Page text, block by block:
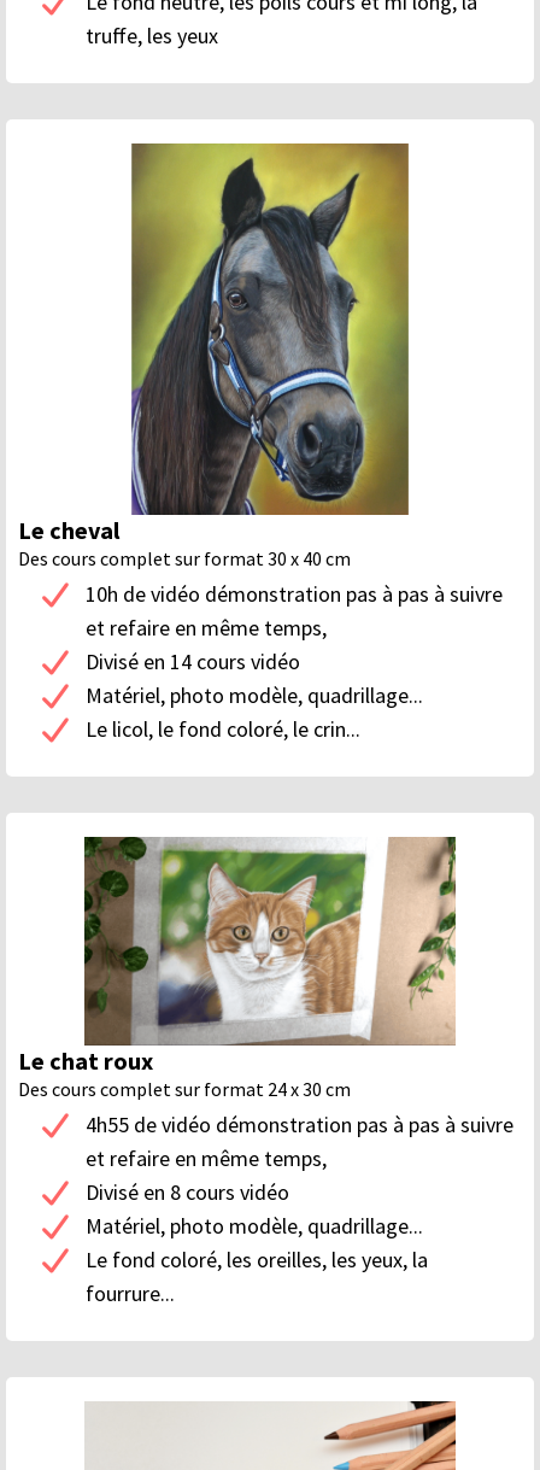
truffe, les yeux
Le cheval
Des cours complet sur format 30 x 40 cm
10h de vidéo démonstration pas à pas à suivre
et refaire en même temps,
Divisé en 14 cours vidéo
Matériel, photo modèle, quadrillage...
Le licol, le fond coloré, le crin...
Le chat roux
Des cours complet sur format 24 x 30 cm
4h55 de vidéo démonstration pas à pas à suivre
et refaire en même temps,
Divisé en 8 cours vidéo
Matériel, photo modèle, quadrillage...
Le fond coloré, les oreilles, les yeux, la
fourrure...